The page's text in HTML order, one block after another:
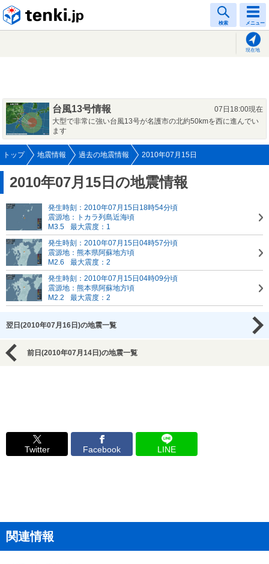
検索 メニュー
現在地
台風13号情報
07日18:00現在
大型で非常に強い台風13号が名護市の北約50kmを西に進んでい
ます
トップ 地震情報 過去の地震情報 2010年07月15日
2010年07月15日の地震情報
発生時刻：2010年07月15日18時54分頃
震源地：トカラ列島近海頃
M3.5
最大震度：1
発生時刻：2010年07月15日04時57分頃
震源地：熊本県阿蘇地方頃
M2.6
最大震度：2
発生時刻：2010年07月15日04時09分頃
震源地：熊本県阿蘇地方頃
M2.2
最大震度：2
翌日(2010年07月16日)の地震一覧
前日(2010年07月14日)の地震一覧
Twitter Facebook LINE
関連情報